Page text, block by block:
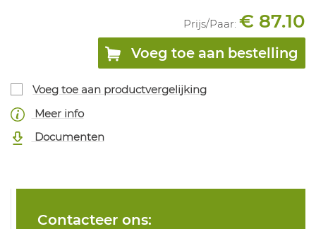
Prijs/Paar: € 87.10
Voeg toe aan bestelling
Voeg toe aan productvergelijking
Meer info
Documenten
Contacteer ons: